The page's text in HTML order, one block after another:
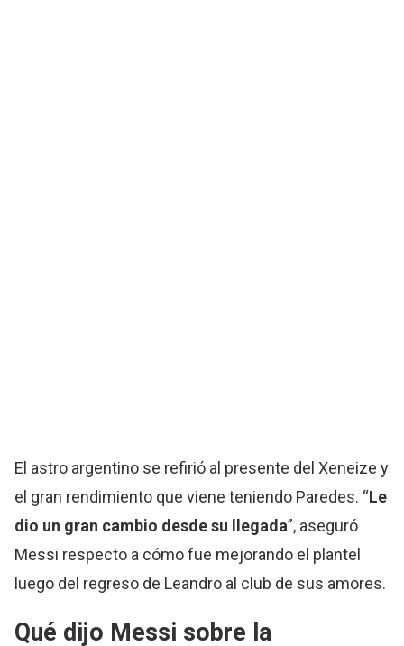
El astro argentino se refirió al presente del Xeneize y
el gran rendimiento que viene teniendo Paredes. “Le
dio un gran cambio desde su llegada”, aseguró
Messi respecto a cómo fue mejorando el plantel
luego del regreso de Leandro al club de sus amores.
Qué dijo Messi sobre la